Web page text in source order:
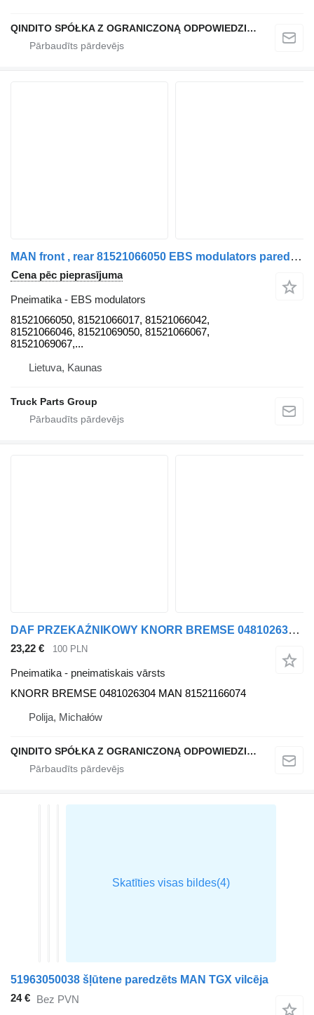
QINDITO SPÓŁKA Z OGRANICZONĄ ODPOWIEDZIALNOŚCIĄ
MAN front , rear 81521066050 EBS modulators paredzēts MAN TGX ,TGS vilcēja
Cena pēc pieprasījuma
Pneimatika - EBS modulators
81521066050, 81521066017, 81521066042,
81521066046, 81521069050, 81521066067,
81521069067,...
Lietuva, Kaunas
Truck Parts Group
DAF PRZEKAŹNIKOWY KNORR BREMSE 0481026304 MAN 81 pneimatiskais vārsts paredzēts MAN TGL TGX vilcēja
23,22 € 100 PLN
Pneimatika - pneimatiskais vārsts
KNORR BREMSE 0481026304 MAN 81521166074
Polija, Michałów
QINDITO SPÓŁKA Z OGRANICZONĄ ODPOWIEDZIALNOŚCIĄ
51963050038 šļūtene paredzēts MAN TGX vilcēja
24 € Bez PVN